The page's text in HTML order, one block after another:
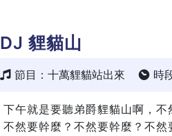
DJ 貍貓山
節目：十萬貍貓站出來 時
下午就是要聽弟爵貍貓山啊，不
不然要幹麼？不然要幹麼？不然